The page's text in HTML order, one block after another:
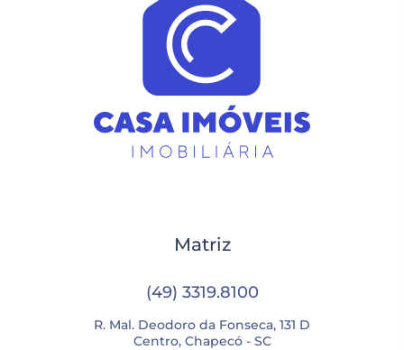
Matriz
(49) 3319.8100
R. Mal. Deodoro da Fonseca, 131 D
Centro, Chapecó - SC